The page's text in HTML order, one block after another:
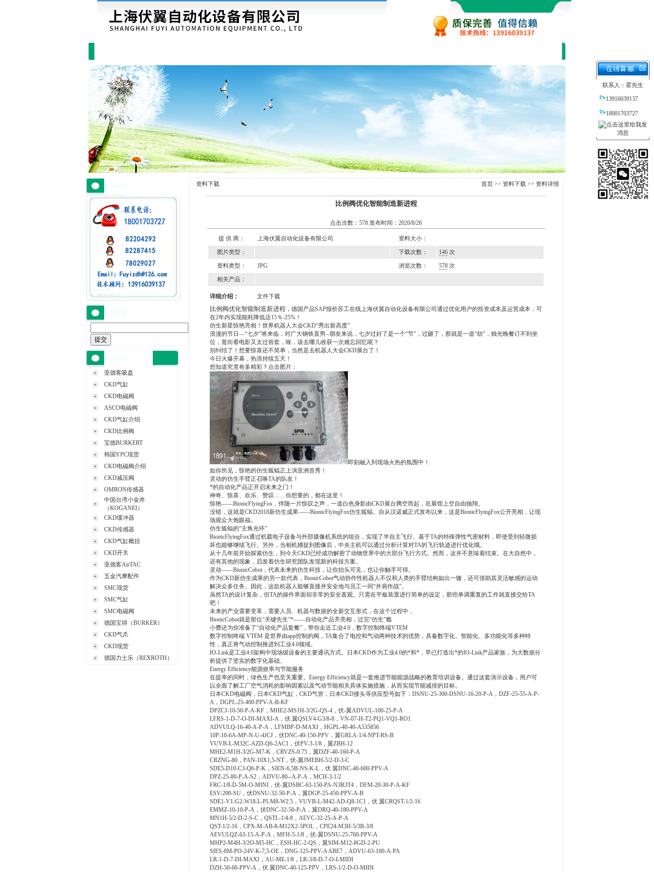
联系我们
产品搜索
产品目录
亚德客吸盘
CKD气缸
CKD电磁阀
ASCO电磁阀
CKD气缸介绍
CKD比例阀
宝德BURKERT
韩国YPC现货
CKD电磁阀介绍
CKD减压阀
OMRON传感器
中国台湾小金井
（KOGANEI）
CKD缓冲器
CKD传感器
CKD气缸概括
CKD开关
亚德客AirTAC
五金汽摩配件
SMC现货
SMC气缸
SMC电磁阀
德国宝得（BURKER）
CKD气爪
CKD现货
德国力士乐（REXROTH）
资料下载 首页>> 资料下载>> 资料详情
比例阀优化智能制造新进程
点击次数：578 发布时间：2020/8/26
提 供 商： 上海伏翼自动化设备有限公司
资料大小：
图片类型：
下载次数： 146 次
资料类型：
JPG 浏览次数： 578 次
相关产品：
详细介绍： 文件下载
比例阀优化智能制造新进程 ，德国产品SAP报价苏工在线上海伏翼自动化设备有限公司通过优化用户的投资成本及运营成本，可
在2年内实现能耗降低达15％-25%！
仿生新星惊艳亮相！世界机器人大会CKD“秀出新高度”
浪漫的节日—“七夕”将来临，对广大钢铁直男--朋友来说，七夕过好了是一个“节”，过砸了，那就是一道“劫”，烛光晚餐订不到坐
位，逛街看电影又太过俗套，唉，该去哪儿收获一次难忘回忆呢？
别纠结了！想要惊喜还不简单，当然是去机器人大会CKD展台了！
今日火爆开幕，热浪持续五天！
想知道究竟有多精彩？点击图片：
即刻融入到现场火热的氛围中！
如你所见，惊艳的仿生狐蝠正上演亚洲首秀！
灵动的仿生手臂正召唤TA的队友！
*的自动化产品正开启未来之门！
神奇、惊喜、欢乐、赞叹……你想要的，都在这里！
惊艳——BionicFlyingFox，伴随一片惊叹之声，一道白色身影由CKD展台腾空而起，在展馆上空自由驰翔。
没错，这就是CKD2018新仿生成果——BionicFlyingFox仿生狐蝠。自从汉诺威正式发布以来，这是BionicFlyingFox公开亮相，让现
场观众大饱眼福。
仿生狐蝠的“主角光环”
BionicFlyingFox通过机载电子设备与外部摄像机系统的组合，实现了半自主飞行。基于TA的特殊弹性气密材料，即使受到轻微损
坏也能够继续飞行。另外，当相机捕捉到图像后，中央主机可以通过分析计算对TA的飞行轨迹进行优化哦。
从十几年前开始探索仿生，到今天CKD已经成功解密了动物世界中的大部分飞行方式。然而，这并不意味着结束。在大自然中，
还有其他的现象，启发着仿生研究团队发现新的科技方案。
灵动——BionicCobot，代表未来的仿生科技，让你抬头可见，也让你触手可得。
作为CKD新仿生成果的另一款代表，BionicCobot气动协作性机器人不仅和人类的手臂结构如出一辙，还可借助其灵活敏感的运动
解决众多任务。因此，这款机器人能够直接并安全地与员工一同“并肩作战”。
虽然TA的设计复杂，但TA的操作界面却非常的安全直观。只需在平板装置进行简单的设定，那些单调重复的工作就直接交给TA
吧！
未来的产业需要变革，需要人员、机器与数据的全新交互形式，在这个过程中，
BionicCobot就是那位“关键先生”*——自动化产品齐亮相，过完“仿生”瘾
小费还为你准备了“自动化产品套餐”，带你走近工业4.0，数字控制终端VTEM
数字控制终端 VTEM 是世界由app控制的阀，TA集合了电控和气动两种技术的优势，具备数字化、智能化、多功能化等多种特
性，真正将气动控制推进到工业4.0领域。
IO-Link是工业4.0架构中现场级设备的主要通讯方式。日本CKD作为工业4.0的*和*，早已打造出*的IO-Link产品家族，为大数据分
析提供了坚实的数字化基础。
Energy Efficiency能源效率与节能服务
在提率的同时，绿色生产也至关重要。Energy Efficiency就是一套推进节能能源战略的教育培训设备。通过这套演示设备，用户可
以全面了解工厂空气消耗的影响因素以及气动节能相关具体实施措施，从而实现节能减排的目标。
日本CKD电磁阀，日本CKD气缸，CKD气管，日本CKD接头等供应型号如下：DSNU-25-300-DSNU-16-20-P-A，DZF-25-55-A-P-
A，DGPL-25-400-PPV-A-B-KF
DPZCJ-10-50-P-A-KF，MHE2-MS1H-3/2G-QS-4，伏-翼ADVUL-100-25-P-A
LFRS-1-D-7-O-DI-MAXI-A，伏.翼QSLV4-G3/8-8，VN-07-H-T2-PQ1-VQ1-RO1
ADVULQ-16-40-A-P-A，LFMBP-D-MAXI，HGPL-40-40-A535856
10P-10-6A-MP-N-U-4JCJ，伏DNC-40-150-PPV，翼GRLA-1/4-NPT-RS-B
VUVB-L-M32C-AZD-Q6-2AC1，伏PV-3-1/8，翼ZBH-12
MHE2-M1H-3/2G-M7-K，CRVZS-0.75，翼DZF-40-160-P-A
CRZNG-80，PAN-10X1,5-NT，伏-翼JMEBH-5/2-D-3-C
SDE5-D10-C3-Q6-P-K，SIEN-6,5B-NS-K-L，伏.翼DNC-40-600-PPV-A
DPZ-25-80-P-A-S2，ADVU-80--A-P-A，MCH-3-1/2
FRC-1/8-D-5M-O-MINI，伏-翼DSBC-63-150-PA-N3R3T4，DFM-20-30-P-A-KF
ESV-200-SU，伏DSNU-32-50-P-A，翼DGP-25-450-PPV-A-B
SDE1-V1-G2-W18-L-PI-M8-W2.5，VUVB-L-M42-AD-Q8-1C1，伏.翼CRQST-1/2-16
EMMZ-10-10-P-A，伏DNC-32-50-P-A，翼DRQ-40-180-PPV-A
MN1H-5/2-D-2-S-C，QSTL-1/4-8，AEVC-32-25-A-P-A
QST-1/2-16，CPX-M-AB-8-M12X2-5POL，CPE24-M3H-5/3B-3/8
AEVULQZ-63-15-A-P-A，MFH-5-1/8，伏-翼DSNU-25-760-PPV-A
MHP2-M4H-3/2O-M5-HC，ESH-HC-2-QS，翼SIM-M12-8GD-2-PU
SIES-8M-PO-24V-K-7,5-OE，DNG-125-PPV-A ABE7，ADVU-63-100-A-PA
LR-1-D-7-DI-MAXI，AU-ME-1/8，LR-3/8-D-7-O-I-MIDI
DZH-50-60-PPV-A，伏.翼DNC-40-125-PPV，LRS-1/2-D-O-MIDI
联系人：霍先生
13916039137
18001703727